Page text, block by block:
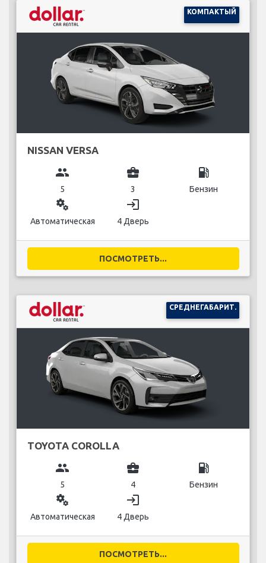
КОМПАКТЫЙ
NISSAN VERSA
group
5
business_center
3
local_gas_station
Бензин
miscellaneous_services
Автоматическая
login
4 Дверь
ПОСМОТРЕТЬ...
СРЕДНЕГАБАРИТ.
TOYOTA COROLLA
group
5
business_center
4
local_gas_station
Бензин
miscellaneous_services
Автоматическая
login
4 Дверь
ПОСМОТРЕТЬ...